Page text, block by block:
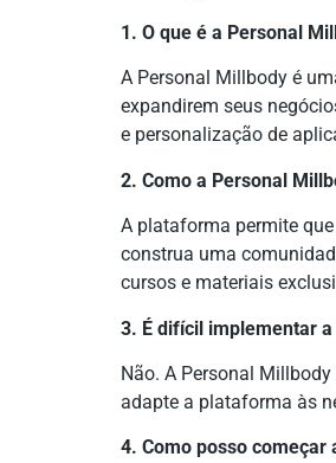
1. O que é a Personal
A Personal Millbody é
expandirem seus
e personalização de
2. Como a Personal
A plataforma permite
construa uma
cursos e materiais
3. É difícil implementar
Não. A Personal
adapte a plataforma às
4. Como posso começar